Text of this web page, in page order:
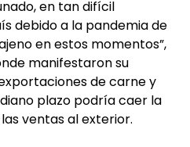
en tan difícil
debido a la pandemia de
en estos momentos”,
manifestaron su
de carne y
plazo podría caer la
ventas al exterior.